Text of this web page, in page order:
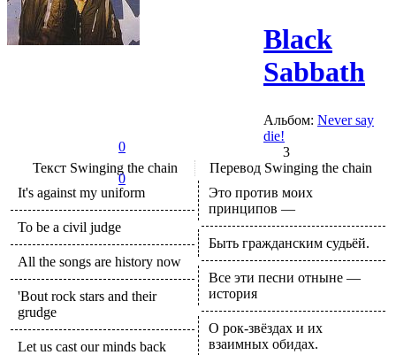
0
0
Black
Sabbath
Альбом: Never say
die!
3
Текст Swinging the chain Перевод Swinging the chain
It's against my uniform
To be a civil judge
All the songs are history now
'Bout rock stars and their
grudge
Let us cast our minds back
Это против моих
принципов —
Быть гражданским судьёй.
Все эти песни отныне —
история
О рок-звёздах и их
взаимных обидах.